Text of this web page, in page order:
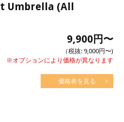
(All
9,900円 〜
（税抜: 9,000円〜)
※オプションにより価格が異なります
価格表を見る